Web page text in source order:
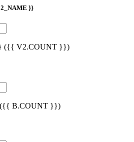
}}
({{ V2.COUNT }})
({{ B.COUNT }})